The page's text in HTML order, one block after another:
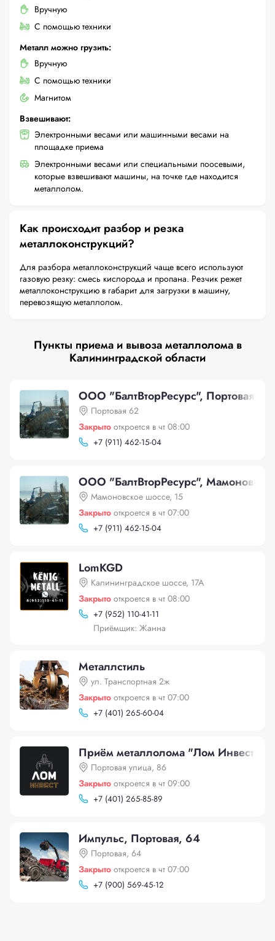
Вручную
С помощью техники
Металл можно грузить:
Вручную
С помощью техники
Магнитом
Взвешивают:
Электронными весами или машинными весами на
площадке приема
Электронными весами или специальными поосевыми,
которые взвешивают машины, на точке где находится
металлолом.
Как происходит разбор и резка
металлоконструкций?
Для разбора металлоконструкций чаще всего используют
газовую резку: смесь кислорода и пропана. Резчик режет
металлоконструкцию в габарит для загрузки в машину,
перевозящую металлолом.
Пункты приема и вывоза металлолома в
Калининградской области
ООО "БалтВторРесурс", Портовая 62
Портовая 62
Закрыто откроется в чт 08:00
+7 (911) 462-15-04
ООО "БалтВторРесурс",
Мамоновское шоссе, 15
Закрыто откроется в чт 07:00
+7 (911) 462-15-04
LomKGD
Калининградское шоссе, 17А
Закрыто откроется в чт 08:00
+7 (952) 110-41-11
Приёмщик: Жанна
Металлстиль
ул. Транспортная 2ж
Закрыто откроется в чт 07:00
+7 (401) 265-60-04
Приём металлолома "Лом Инвест",
Портовая улица, 86
Закрыто откроется в чт 09:00
+7 (401) 265-85-89
Импульс, Портовая, 64
Портовая, 64
Закрыто откроется в чт 07:00
+7 (900) 569-45-12